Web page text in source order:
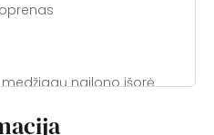
nailono išorė